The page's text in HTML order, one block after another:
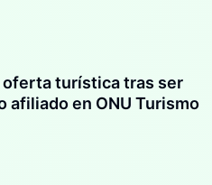
turística tras ser
afiliado en ONU Turismo